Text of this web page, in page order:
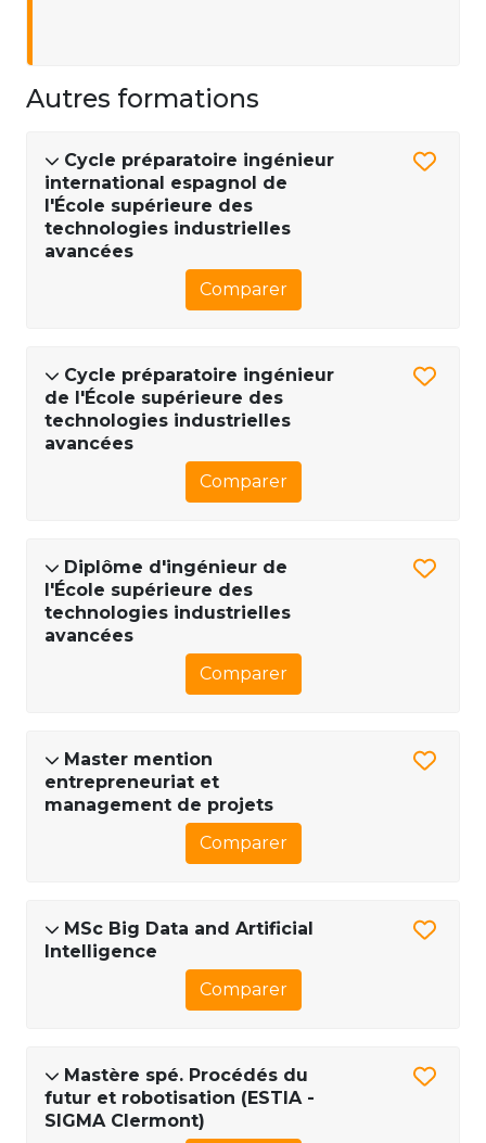
Autres formations
Cycle préparatoire ingénieur
international espagnol de
l'École supérieure des
technologies industrielles
avancées
Comparer
Cycle préparatoire ingénieur
de l'École supérieure des
technologies industrielles
avancées
Comparer
Diplôme d'ingénieur de
l'École supérieure des
technologies industrielles
avancées
Comparer
Master mention
entrepreneuriat et
management de projets
Comparer
MSc Big Data and Artificial
Intelligence
Comparer
Mastère spé. Procédés du
futur et robotisation (ESTIA -
SIGMA Clermont)